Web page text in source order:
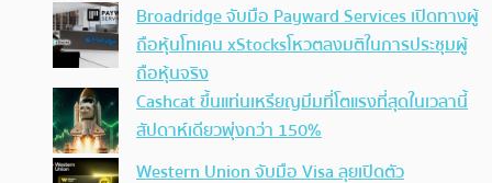
Broadridge จับมือ Payward Services เปิดทางผู้
ถือหุ้นโทเคน xStocksโหวตลงมติในการประชุมผู้
ถือหุ้นจริง
Cashcat ขึ้นแท่นเหรียญมีมที่โตแรงที่สุดในเวลานี้
สัปดาห์เดียวพุ่งกว่า 150%
Western Union จับมือ Visa ลุยเปิดตัว